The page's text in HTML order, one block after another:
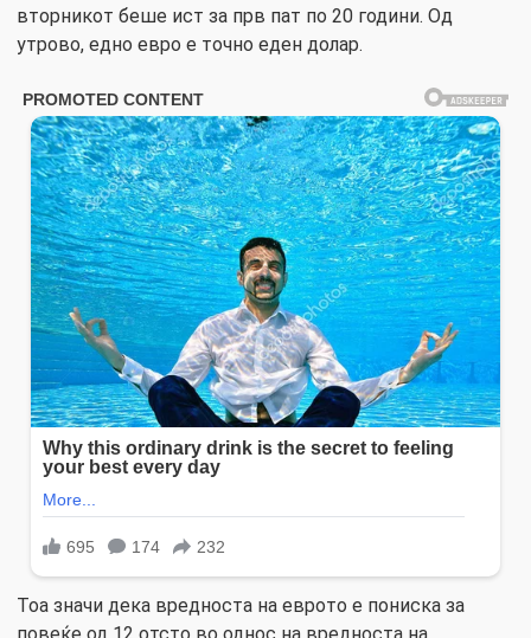
вторникот беше ист за прв пат по 20 години. Од
утрово, едно евро е точно еден долар.
Тоа значи дека вредноста на еврото е пониска за
повеќе од 12 отсто во однос на вредноста на